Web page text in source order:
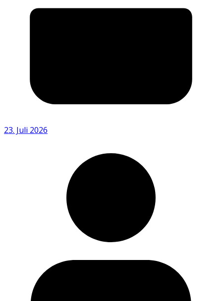
23. Juli 2026